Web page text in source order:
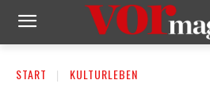
START KULTURLEBEN